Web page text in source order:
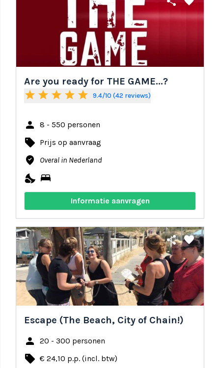
Are you ready for THE GAME...?
star star star star star 9.4/10 (42 reviews)
person 8 - 550 personen
local_offer Prijs op aanvraag
where_to_vote Overal in Nederland
nights_stay bed
Informatie aanvragen
share favorite
Escape (The Beach, City of Chain!)
person 20 - 300 personen
local_offer € 24,10 p.p. (incl. btw)